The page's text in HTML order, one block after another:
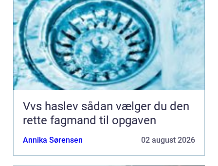
Vvs haslev sådan vælger du den
rette fagmand til opgaven
Annika Sørensen 02 august 2026